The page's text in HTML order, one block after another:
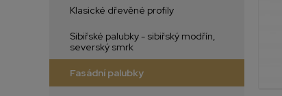
Klasické dřevěné profily
Sibiřské palubky - sibiřský modřín,
severský smrk
Fasádní palubky